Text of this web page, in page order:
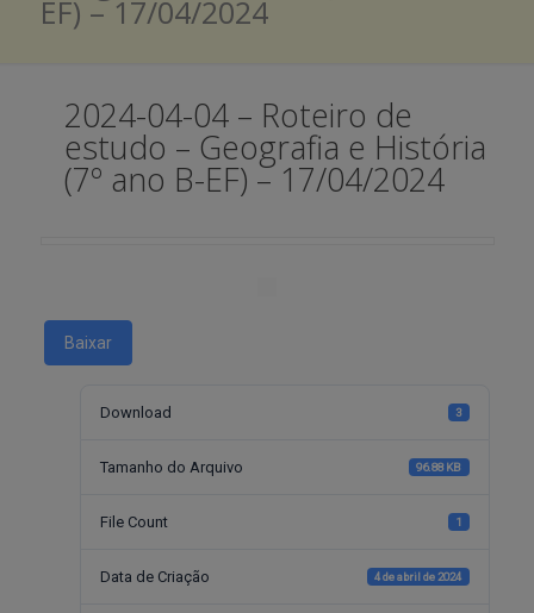
EF) – 17/04/2024
2024-04-04 – Roteiro de
estudo – Geografia e História
(7º ano B-EF) – 17/04/2024
Baixar
Download 3
Tamanho do Arquivo 96.88 KB
File Count 1
Data de Criação 4 de abril de 2024